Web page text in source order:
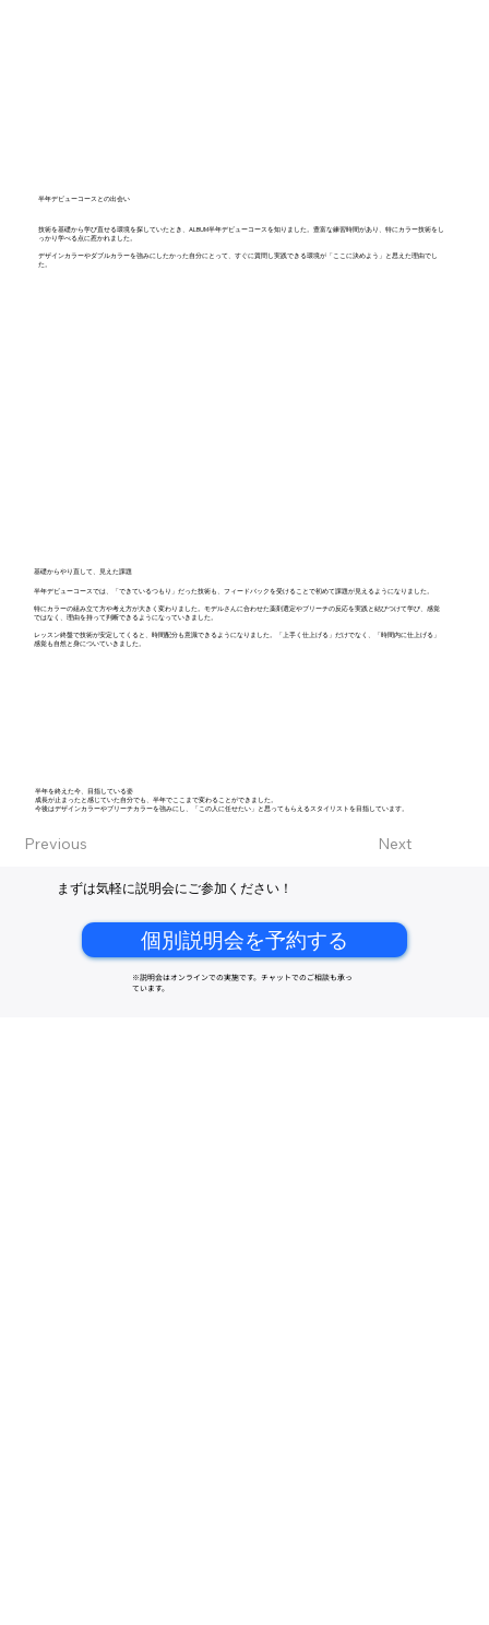
半年デビューコースとの出会い
技術を基礎から学び直せる環境を探していたとき、ALBUM半年デビューコースを知りました。豊富な練習時間があり、特にカラー技術をし
っかり学べる点に惹かれました。
デザインカラーやダブルカラーを強みにしたかった自分にとって、すぐに質問し実践できる環境が「ここに決めよう」と思えた理由でし
た。
基礎からやり直して、見えた課題
半年デビューコースでは、「できているつもり」だった技術も、フィードバックを受けることで初めて課題が見えるようになりました。
特にカラーの組み立て方や考え方が大きく変わりました。モデルさんに合わせた薬剤選定やブリーチの反応を実践と結びつけて学び、感覚
ではなく、理由を持って判断できるようになっていきました。
レッスン終盤で技術が安定してくると、時間配分も意識できるようになりました。「上手く仕上げる」だけでなく、「時間内に仕上げる」
感覚も自然と身についていきました。
半年を終えた今、目指している姿
成長が止まったと感じていた自分でも、半年でここまで変わることができました。
今後はデザインカラーやブリーチカラーを強みにし、「この人に任せたい」と思ってもらえるスタイリストを目指しています。
Next
Previous
まずは気軽に説明会にご参加ください！
個別説明会を予約する
※説明会はオンラインでの実施です。チャットでのご相談も承っ
ています。